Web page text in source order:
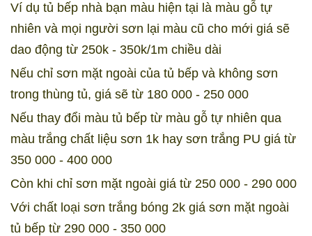
Ví dụ tủ bếp nhà bạn màu hiện tại là màu gỗ tự
nhiên và mọi người sơn lại màu cũ cho mới giá sẽ
dao động từ 250k - 350k/1m chiều dài
Nếu chỉ sơn mặt ngoài của tủ bếp và không sơn
trong thùng tủ, giá sẽ từ 180 000 - 250 000
Nếu thay đổi màu tủ bếp từ màu gỗ tự nhiên qua
màu trắng chất liệu sơn 1k hay sơn trắng PU giá từ
350 000 - 400 000
Còn khi chỉ sơn mặt ngoài giá từ 250 000 - 290 000
Với chất loại sơn trắng bóng 2k giá sơn mặt ngoài
tủ bếp từ 290 000 - 350 000